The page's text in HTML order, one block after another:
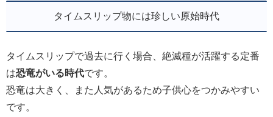
タイムスリップ物には珍しい原始時代
タイムスリップで過去に行く場合、絶滅種が活躍する定番
は恐竜がいる時代です。
恐竜は大きく、また人気があるため子供心をつかみやすい
です。